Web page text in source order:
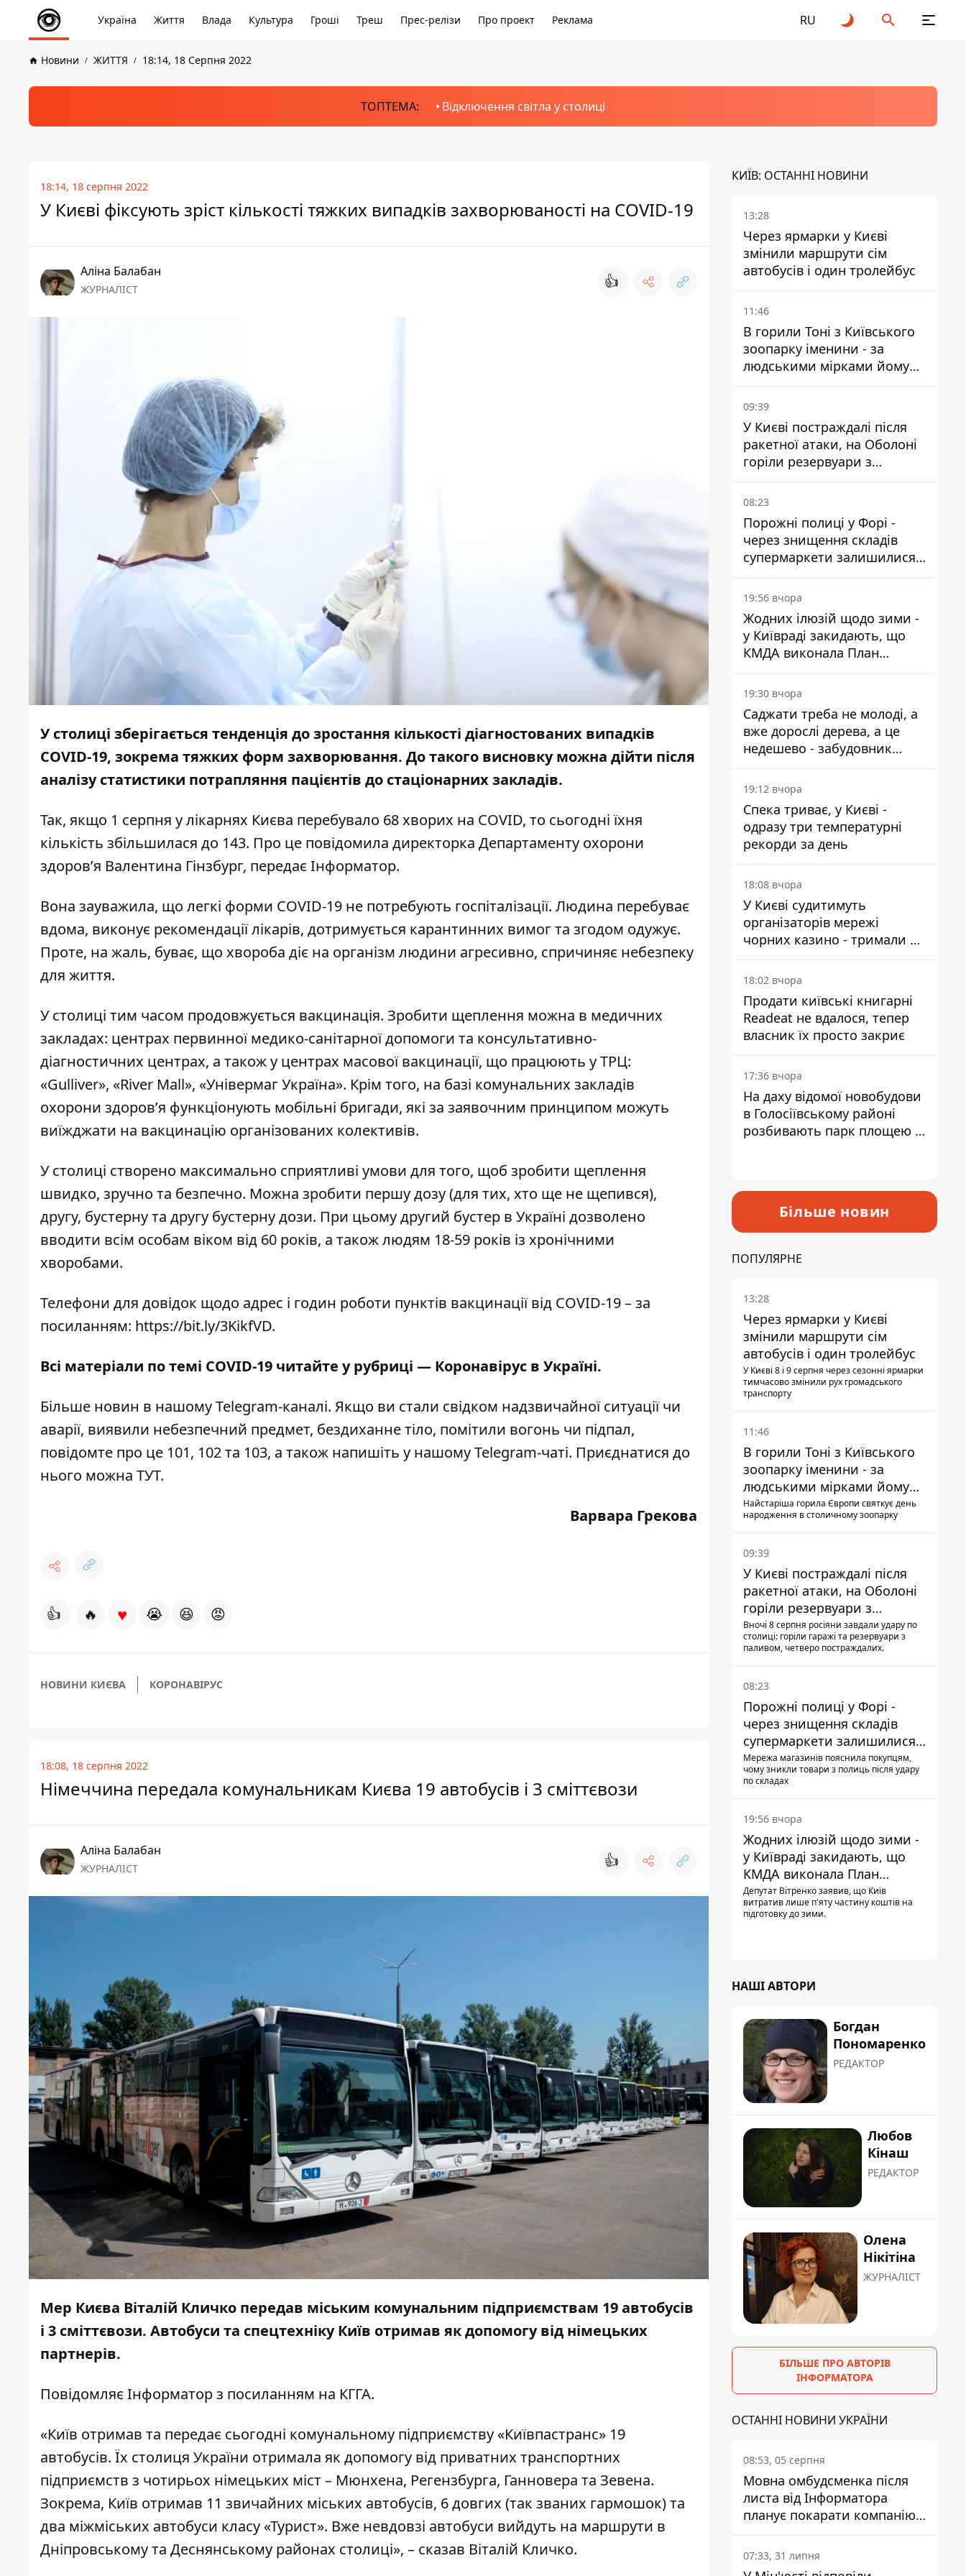
Україна Життя Влада Культура Гроші Треш Прес-релізи Про проект Реклама RU
Новини ЖИТТЯ 18:14, 18 Серпня 2022
ТОПТЕМА: Відключення світла у столиці
18:14, 18 серпня 2022
У Києві фіксують зріст кількості тяжких випадків захворюваності на COVID-19
Аліна Балабан
ЖУРНАЛІСТ 👍
У столиці зберігається тенденція до зростання кількості діагностованих випадків
COVID-19, зокрема тяжких форм захворювання. До такого висновку можна дійти після
аналізу статистики потрапляння пацієнтів до стаціонарних закладів.
Так, якщо 1 серпня у лікарнях Києва перебувало 68 хворих на COVID, то сьогодні їхня
кількість збільшилася до 143. Про це повідомила директорка Департаменту охорони
здоров’я Валентина Гінзбург, передає Інформатор.
Вона зауважила, що легкі форми COVID-19 не потребують госпіталізації. Людина перебуває
вдома, виконує рекомендації лікарів, дотримується карантинних вимог та згодом одужує.
Проте, на жаль, буває, що хвороба діє на організм людини агресивно, спричиняє небезпеку
для життя.
У столиці тим часом продовжується вакцинація. Зробити щеплення можна в медичних
закладах: центрах первинної медико-санітарної допомоги та консультативно-
діагностичних центрах, а також у центрах масової вакцинації, що працюють у ТРЦ:
«Gulliver», «River Mall», «Універмаг Україна». Крім того, на базі комунальних закладів
охорони здоров’я функціонують мобільні бригади, які за заявочним принципом можуть
виїжджати на вакцинацію організованих колективів.
У столиці створено максимально сприятливі умови для того, щоб зробити щеплення
швидко, зручно та безпечно. Можна зробити першу дозу (для тих, хто ще не щепився),
другу, бустерну та другу бустерну дози. При цьому другий бустер в Україні дозволено
вводити всім особам віком від 60 років, а також людям 18-59 років із хронічними
хворобами.
Телефони для довідок щодо адрес і годин роботи пунктів вакцинації від COVID-19 – за
посиланням: https://bit.ly/3KikfVD.
Всі матеріали по темі COVID-19 читайте у рубриці — Коронавірус в Україні.
Більше новин в нашомуTelegram-каналі. Якщо ви стали свідком надзвичайної ситуації чи
аварії, виявили небезпечний предмет, бездиханне тіло, помітили вогонь чи підпал,
повідомте про це 101, 102 та 103, а також напишіть у нашому Telegram-чаті. Приєднатися до
нього можна ТУТ.
Варвара Грекова
👍 🔥 ♥ 😭 😆 😡
НОВИНИ КИЄВА КОРОНАВІРУС
18:08, 18 серпня 2022
Німеччина передала комунальникам Києва 19 автобусів і 3 сміттєвози
Аліна Балабан
ЖУРНАЛІСТ 👍
Мер Києва Віталій Кличко передав міським комунальним підприємствам 19 автобусів
і 3 сміттєвози. Автобуси та спецтехніку Київ отримав як допомогу від німецьких
партнерів.
Повідомляє Інформаторз посиланням на КГГА.
«Київ отримав та передає сьогодні комунальному підприємству «Київпастранс» 19
автобусів. Їх столиця України отримала як допомогу від приватних транспортних
підприємств з чотирьох німецьких міст – Мюнхена, Регензбурга, Ганновера та Зевена.
Зокрема, Київ отримав 11 звичайних міських автобусів, 6 довгих (так званих гармошок) та
два міжміських автобуси класу «Турист». Вже невдовзі автобуси вийдуть на маршрути в
Дніпровському та Деснянському районах столиці», – сказав Віталій Кличко.
КИЇВ: ОСТАННІ НОВИНИ
13:28
Через ярмарки у Києві
змінили маршрути сім
автобусів і один тролейбус
11:46
В горили Тоні з Київського
зоопарку іменини - за
людськими мірками йому
вже понад 90 років
09:39
У Києві постраждалі після
ракетної атаки, на Оболоні
горіли резервуари з
паливом
08:23
Порожні полиці у Форі -
через знищення складів
супермаркети залишилися
без асортименту
19:56 вчора
Жодних ілюзій щодо зими -
у Київраді закидають, що
КМДА виконала План
стійкості на 20%
19:30 вчора
Саджати треба не молоді, а
вже дорослі дерева, а це
недешево - забудовник
Ніконов
19:12 вчора
Спека триває, у Києві -
одразу три температурні
рекорди за день
18:08 вчора
У Києві судитимуть
організаторів мережі
чорних казино - тримали 39
закладів
18:02 вчора
Продати київські книгарні
Readeat не вдалося, тепер
власник їх просто закриє
17:36 вчора
На даху відомої новобудови
в Голосіївському районі
розбивають парк площею в
Більше новин
ПОПУЛЯРНЕ
13:28
Через ярмарки у Києві
змінили маршрути сім
автобусів і один тролейбус
У Києві 8 і 9 серпня через сезонні ярмарки
тимчасово змінили рух громадського
транспорту
11:46
В горили Тоні з Київського
зоопарку іменини - за
людськими мірками йому
вже понад 90 років
Найстаріша горила Європи святкує день
народження в столичному зоопарку
09:39
У Києві постраждалі після
ракетної атаки, на Оболоні
горіли резервуари з
паливом
Вночі 8 серпня росіяни завдали удару по
столиці: горіли гаражі та резервуари з
паливом, четверо постраждалих.
08:23
Порожні полиці у Форі -
через знищення складів
супермаркети залишилися
без асортименту
Мережа магазинів пояснила покупцям,
чому зникли товари з полиць після удару
по складах
19:56 вчора
Жодних ілюзій щодо зими -
у Київраді закидають, що
КМДА виконала План
стійкості на 20%
Депутат Вітренко заявив, що Київ
витратив лише п'яту частину коштів на
підготовку до зими.
НАШІ АВТОРИ
Богдан
Пономаренко
РЕДАКТОР
Любов
Кінаш
РЕДАКТОР
Олена
Нікітіна
ЖУРНАЛІСТ
БІЛЬШЕ ПРО АВТОРІВ
ІНФОРМАТОРА
ОСТАННІ НОВИНИ УКРАЇНИ
08:53, 05 серпня
Мовна омбудсменка після
листа від Інформатора
планує покарати компанію-
підрядника ПриватБанку
07:33, 31 липня